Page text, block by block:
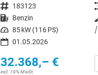
Fahrzeugnr. 183123
Kraftstoff Benzin
Leistung 85 kW (116 PS)
01.05.2026
32.368,– €
incl. 19% MwSt.